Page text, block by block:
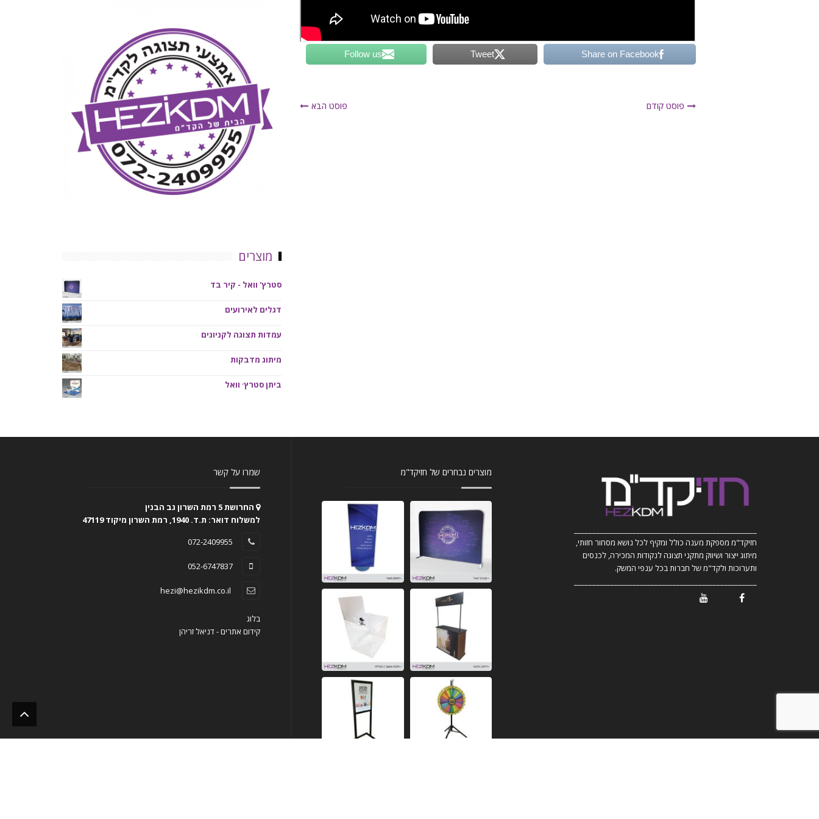
Share on Facebook
Tweet
Follow us
פוסט קודם פוסט הבא
מוצרים
סטרץ' וואל - קיר בד
דגלים לאירועים
עמדות תצוגה לקניונים
מיתוג מדבקות
ביתן סטרץ׳ וואל
חזיקד"מ מספקת מענה כולל ומקיף לכל נושא מסחור חזותי,
מיתוג ייצור ושיווק מתקני תצוגה לנקודות המכירה, לכנסים
ותערוכות ולקד"מ של חברות בכל ענפי המשק.
מוצרים נבחרים של חזיקד"מ שמרו על קשר
החרושת 5 רמת השרון גב הבנין
למשלוח דואר: ת.ד. 1940, רמת השרון מיקוד 47119
072-2409955
052-6747837
בלוג
קידום אתרים - דניאל זריהן